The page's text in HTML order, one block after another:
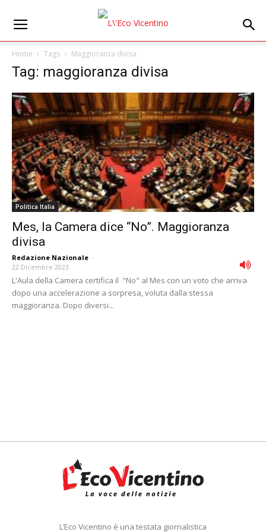
Home Tags Maggioranza divisa
Tag: maggioranza divisa
Politica Italia
Mes, la Camera dice “No”. Maggioranza
divisa
Redazione Nazionale -
22 Dicembre 2023
L'Aula della Camera certifica il "No" al Mes con un voto che arriva
dopo una accelerazione a sorpresa, voluta dalla stessa
maggioranza. Dopo diversi...
L’Eco Vicentino è una testata giornalistica